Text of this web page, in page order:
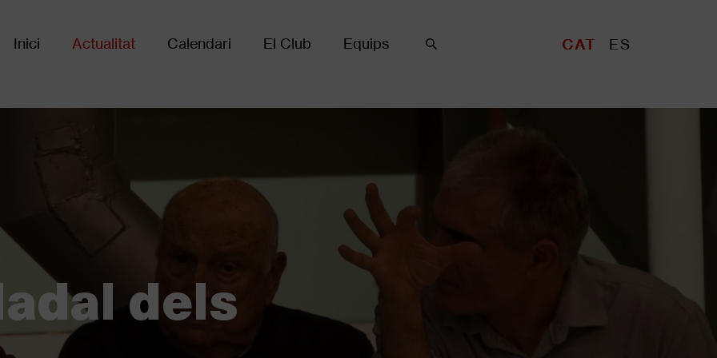
Inici Actualitat Calendari El Club Equips CAT ES
dels